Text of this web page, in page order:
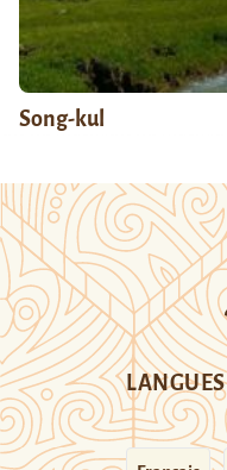
Song-kul
LANGUES